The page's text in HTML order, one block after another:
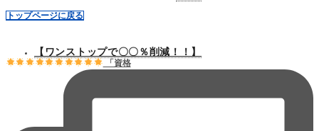
【ワンストップで〇〇％削減！！】
トップページに戻る
「資格